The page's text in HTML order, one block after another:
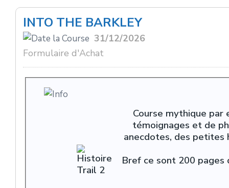
INTO THE BARKLEY
31/12/2026
Formulaire d'Achat
Course mythique
témoignages et de
anecdotes, des petites
Bref ce sont 200